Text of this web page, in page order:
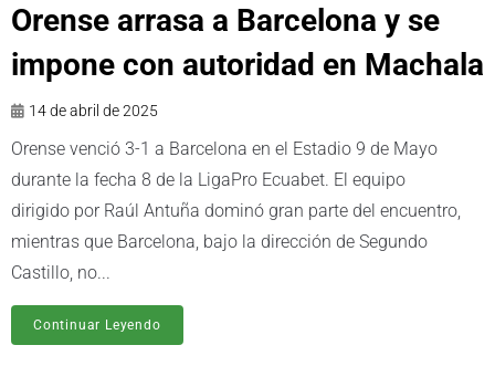
Orense arrasa a Barcelona y se
impone con autoridad en Machala
14 de abril de 2025
Orense venció 3-1 a Barcelona en el Estadio 9 de Mayo
durante la fecha 8 de la LigaPro Ecuabet. El equipo
dirigido por Raúl Antuña dominó gran parte del encuentro,
mientras que Barcelona, bajo la dirección de Segundo
Castillo, no...
Continuar Leyendo